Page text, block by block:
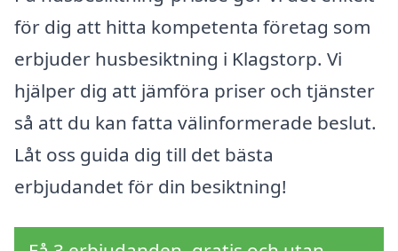
för dig att hitta kompetenta företag som
erbjuder husbesiktning i Klagstorp. Vi
hjälper dig att jämföra priser och tjänster
så att du kan fatta välinformerade beslut.
Låt oss guida dig till det bästa
erbjudandet för din besiktning!